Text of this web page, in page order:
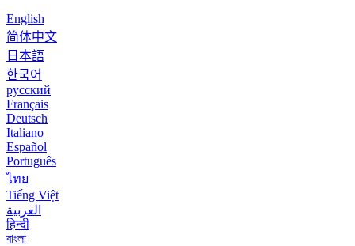
English
简体中文
日本語
한국어
русский
Français
Deutsch
Italiano
Español
Português
ไทย
Tiếng Việt
العربية
हिन्दी
বাংলা